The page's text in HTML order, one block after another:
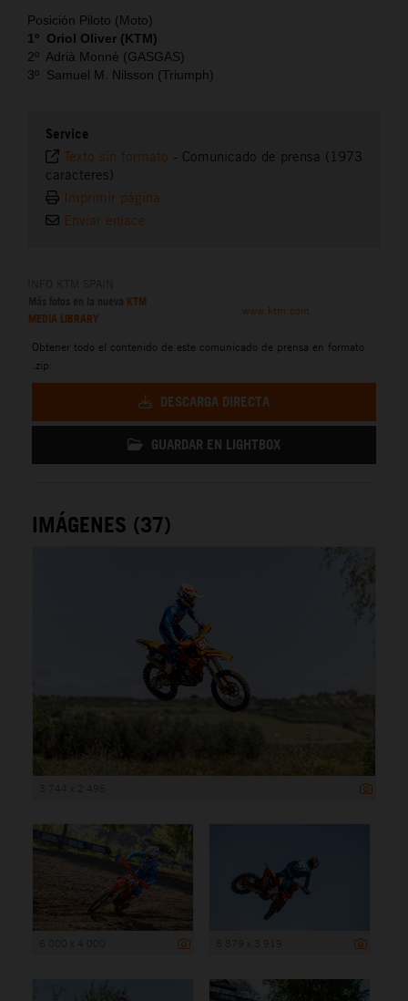
Posición Piloto (Moto)
1º Oriol Oliver (KTM)
2º Adrià Monné (GASGAS)
3º Samuel M. Nilsson (Triumph)
Service
Texto sin formato - Comunicado de prensa (1973
caracteres)
Imprimir página
Enviar enlace
KTM
MEDIA LIBRARY
www.ktm.com
Obtener todo el contenido de este comunicado de prensa en formato
.zip:
DESCARGA DIRECTA
GUARDAR EN LIGHTBOX
IMÁGENES (37)